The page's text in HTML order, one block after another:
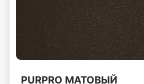
PURPRO МАТОВЫЙ